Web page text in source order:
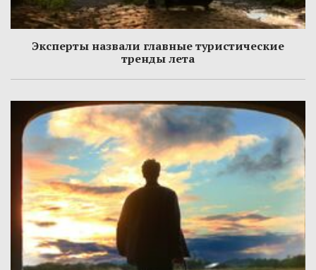
Эксперты назвали главные туристические
тренды лета